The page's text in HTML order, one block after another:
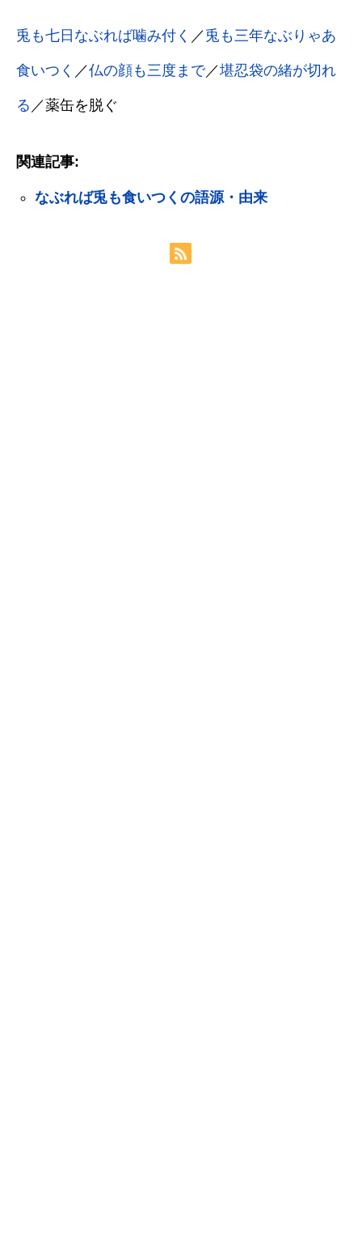
兎も七日なぶれば噛み付く ／ 兎も三年なぶりゃあ
食いつく ／仏の顔も三度まで／堪忍袋の緒が切れ
る ／薬缶を脱ぐ
関連記事:
なぶれば兎も食いつくの語源・由来